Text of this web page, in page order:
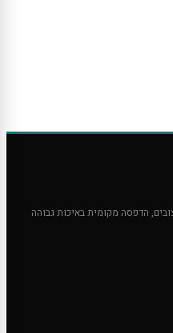
הדפסה מקומית באיכות גבוהה